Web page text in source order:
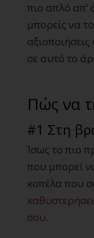
πιο απλό απ’
μπορείς να
σε αυτό το
Πώς να
#1 Στη
Ίσως το πιο
που μπορεί
κοπέλα που
σου.